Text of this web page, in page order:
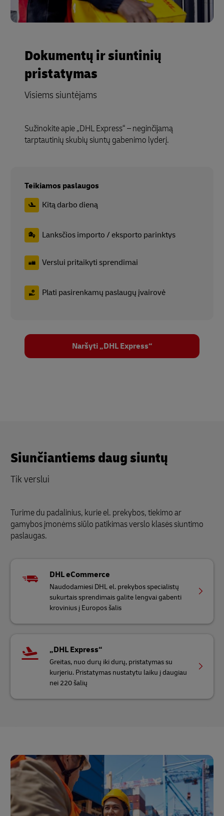
Dokumentų ir siuntinių
pristatymas
Visiems siuntėjams
Sužinokite apie „DHL Express“ – neginčijamą
tarptautinių skubių siuntų gabenimo lyderį.
Teikiamos paslaugos
Kitą darbo dieną
Lanksčios importo / eksporto parinktys
Verslui pritaikyti sprendimai
Plati pasirenkamų paslaugų įvairovė
Naršyti „DHL Express“
Siunčiantiems daug siuntų
Tik verslui
Turime du padalinius, kurie el. prekybos, tiekimo ar
gamybos įmonėms siūlo patikimas verslo klasės siuntimo
paslaugas.
DHL eCommerce
Naudodamiesi DHL el. prekybos specialistų
sukurtais sprendimais galite lengvai gabenti
krovinius į Europos šalis
„DHL Express“
Greitas, nuo durų iki durų, pristatymas su
kurjeriu. Pristatymas nustatytu laiku į daugiau
nei 220 šalių